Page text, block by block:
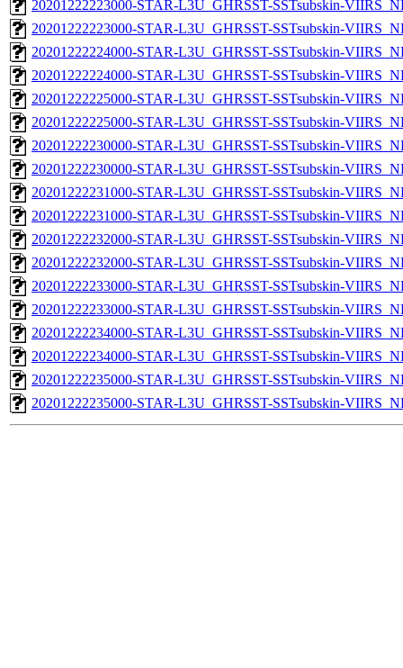
20201222223000-STAR-L3U_GHRSST-SSTsubskin-
20201222223000-STAR-L3U_GHRSST-SSTsubskin-
20201222224000-STAR-L3U_GHRSST-SSTsubskin-
20201222224000-STAR-L3U_GHRSST-SSTsubskin-
20201222225000-STAR-L3U_GHRSST-SSTsubskin-
20201222225000-STAR-L3U_GHRSST-SSTsubskin-
20201222230000-STAR-L3U_GHRSST-SSTsubskin-
20201222230000-STAR-L3U_GHRSST-SSTsubskin-
20201222231000-STAR-L3U_GHRSST-SSTsubskin-
20201222231000-STAR-L3U_GHRSST-SSTsubskin-
20201222232000-STAR-L3U_GHRSST-SSTsubskin-
20201222232000-STAR-L3U_GHRSST-SSTsubskin-
20201222233000-STAR-L3U_GHRSST-SSTsubskin-
20201222233000-STAR-L3U_GHRSST-SSTsubskin-
20201222234000-STAR-L3U_GHRSST-SSTsubskin-
20201222234000-STAR-L3U_GHRSST-SSTsubskin-
20201222235000-STAR-L3U_GHRSST-SSTsubskin-
20201222235000-STAR-L3U_GHRSST-SSTsubskin-